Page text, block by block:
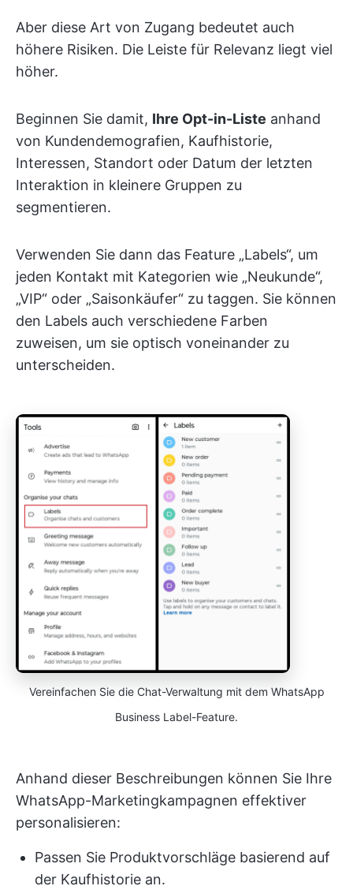
Aber diese Art von Zugang bedeutet auch
höhere Risiken. Die Leiste für Relevanz liegt viel
höher.
Beginnen Sie damit, Ihre Opt-in-Liste anhand
von Kundendemografien, Kaufhistorie,
Interessen, Standort oder Datum der letzten
Interaktion in kleinere Gruppen zu
segmentieren.
Verwenden Sie dann das Feature „Labels“, um
jeden Kontakt mit Kategorien wie „Neukunde“,
„VIP“ oder „Saisonkäufer“ zu taggen. Sie können
den Labels auch verschiedene Farben
zuweisen, um sie optisch voneinander zu
unterscheiden.
Vereinfachen Sie die Chat-Verwaltung mit dem WhatsApp
Business Label-Feature.
Anhand dieser Beschreibungen können Sie Ihre
WhatsApp-Marketingkampagnen effektiver
personalisieren:
Passen Sie Produktvorschläge basierend auf
der Kaufhistorie an.